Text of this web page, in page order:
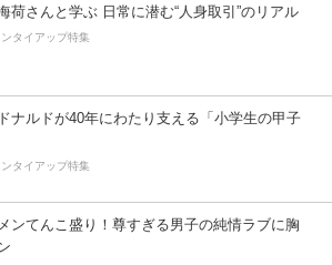
荷さんと学ぶ 日常に潜む“人身取引”のリアル
タイアップ特集
ナルドが40年にわたり支える「小学生の甲子
タイアップ特集
ンてんこ盛り！尊すぎる男子の純情ラブに胸